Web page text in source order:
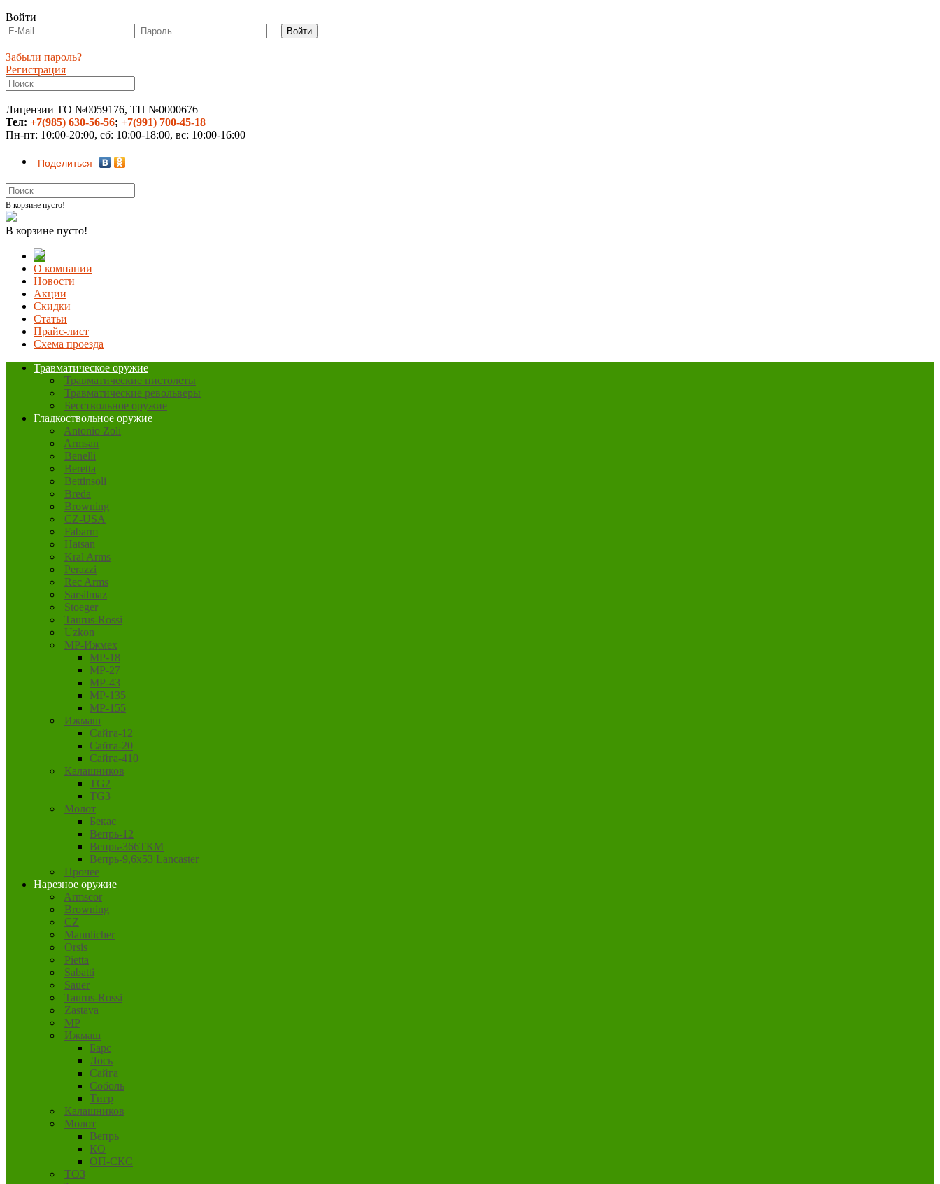
Войти
Забыли пароль?
Регистрация
Лицензии ТО №0059176, ТП №0000676
Тел: +7(985) 630-56-56; +7(991) 700-45-18
Пн-пт: 10:00-20:00, сб: 10:00-18:00, вс: 10:00-16:00
Поделиться
В корзине пусто!
В корзине пусто!
О компании
Новости
Акции
Скидки
Статьи
Прайс-лист
Схема проезда
Травматическое оружие
Травматические пистолеты
Травматические револьверы
Бесствольное оружие
Гладкоствольное оружие
Antonio Zoli
Armsan
Benelli
Beretta
Bettinsoli
Breda
Browning
CZ-USA
Fabarm
Hatsan
Kral Arms
Perazzi
Rec Arms
Sarsilmaz
Stoeger
Taurus-Rossi
Uzkon
MP-Ижмех
MP-18
MP-27
MP-43
MP-135
MP-155
Ижмаш
Сайга-12
Сайга-20
Сайга-410
Калашников
TG2
TG3
Молот
Бекас
Вепрь-12
Вепрь-366ТКМ
Вепрь-9,6х53 Lancaster
Прочее
Нарезное оружие
Armscor
Browning
CZ
Mannlicher
Orsis
Pietta
Sabatti
Sauer
Taurus-Rossi
Zastava
MP
Ижмаш
Барс
Лось
Сайга
Соболь
Тигр
Калашников
Молот
Вепрь
КО
ОП-СКС
ТОЗ